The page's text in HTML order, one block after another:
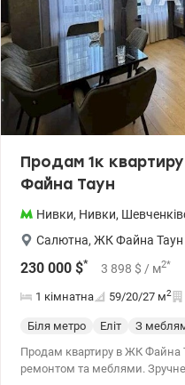
Продам 1к
Файна Таун
Нивки, Нивки,
Салютна, ЖК Файна Таун
230 000 $* 3 898 $ / м2*
1 кімнатна 59/20/27 м2
Біля метро Еліт З
Продам квартиру в ЖК Файна
ремонтом та меблями.